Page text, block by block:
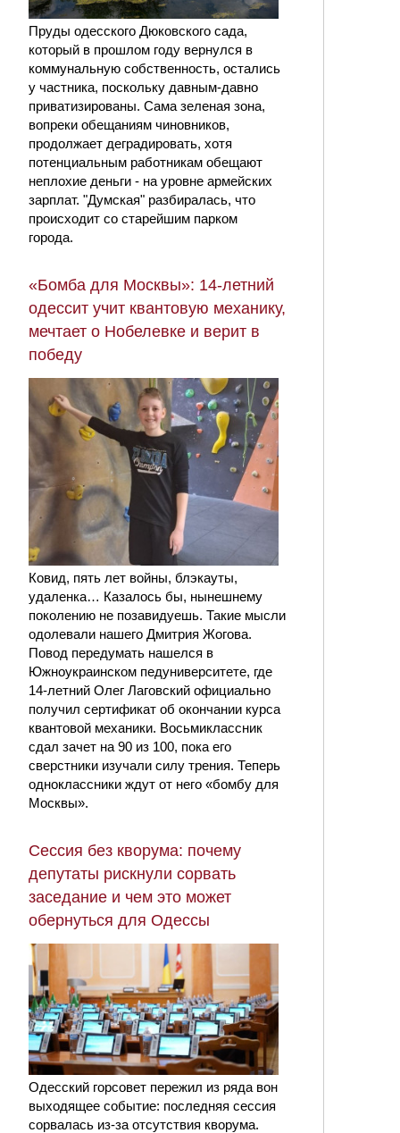
Пруды одесского Дюковского сада,
который в прошлом году вернулся в
коммунальную собственность, остались
у частника, поскольку давным-давно
приватизированы. Сама зеленая зона,
вопреки обещаниям чиновников,
продолжает деградировать, хотя
потенциальным работникам обещают
неплохие деньги - на уровне армейских
зарплат. "Думская" разбиралась, что
происходит со старейшим парком
города.
«Бомба для Москвы»: 14-летний
одессит учит квантовую механику,
мечтает о Нобелевке и верит в
победу
Ковид, пять лет войны, блэкауты,
удаленка… Казалось бы, нынешнему
поколению не позавидуешь. Такие мысли
одолевали нашего Дмитрия Жогова.
Повод передумать нашелся в
Южноукраинском педуниверситете, где
14-летний Олег Лаговский официально
получил сертификат об окончании курса
квантовой механики. Восьмиклассник
сдал зачет на 90 из 100, пока его
сверстники изучали силу трения. Теперь
одноклассники ждут от него «бомбу для
Москвы».
Сессия без кворума: почему
депутаты рискнули сорвать
заседание и чем это может
обернуться для Одессы
Одесский горсовет пережил из ряда вон
выходящее событие: последняя сессия
сорвалась из-за отсутствия кворума.